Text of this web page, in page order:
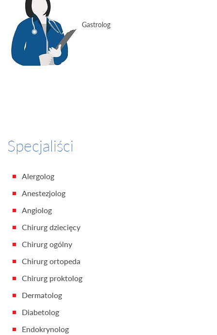
Gastrolog
Specjaliści
Alergolog
Anestezjolog
Angiolog
Chirurg dziecięcy
Chirurg ogólny
Chirurg ortopeda
Chirurg proktolog
Dermatolog
Diabetolog
Endokrynolog